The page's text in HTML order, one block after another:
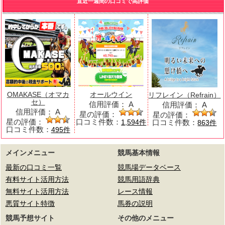
OMAKASE（オマカ
セ）
信用評価： A
星の評価：
口コミ件数： 495件
オールウイン
信用評価： A
星の評価：
口コミ件数： 1,594件
リフレイン（Refrain）
信用評価： A
星の評価：
口コミ件数：863件
メインメニュー
最新の口コミ一覧
有料サイト活用方法
無料サイト活用方法
悪質サイト特徴
競馬基本情報
競馬場データベース
競馬用語辞典
レース情報
馬券の説明
競馬予想サイト
その他のメニュー